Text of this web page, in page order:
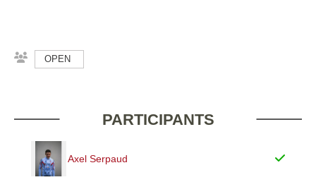
OPEN
PARTICIPANTS
Axel Serpaud